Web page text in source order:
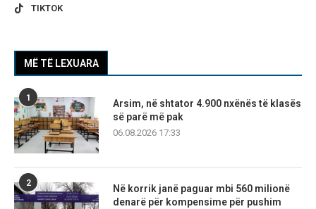
TIKTOK
MË TË LEXUARA
1
Arsim, në shtator 4.900 nxënës të klasës
së parë më pak
06.08.2026 17:33
2
Në korrik janë paguar mbi 560 milionë
denarë për kompensime për pushim